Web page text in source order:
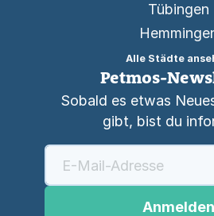
Tübingen
Alle Städte
Petmos-
Sobald es etwas
gibt, bist du
Anmelden